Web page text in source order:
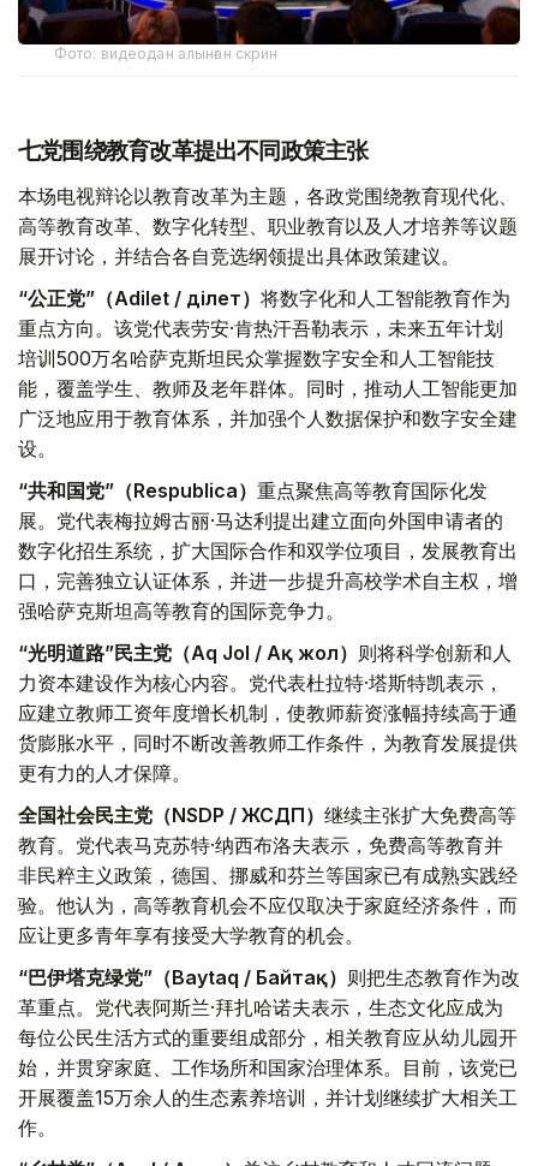
Фото: видеодан алынған скрин
七党围绕教育改革提出不同政策主张
本场电视辩论以教育改革为主题，各政党围绕教育现代化、
高等教育改革、数字化转型、职业教育以及人才培养等议题
展开讨论，并结合各自竞选纲领提出具体政策建议。
“公正党”（Adilet / Әділет） 将数字化和人工智能教育作为
重点方向。该党代表劳安·肯热汗吾勒表示，未来五年计划
培训500万名哈萨克斯坦民众掌握数字安全和人工智能技
能，覆盖学生、教师及老年群体。同时，推动人工智能更加
广泛地应用于教育体系，并加强个人数据保护和数字安全建
设。
“共和国党”（Respublica） 重点聚焦高等教育国际化发
展。党代表梅拉姆古丽·马达利提出建立面向外国申请者的
数字化招生系统，扩大国际合作和双学位项目，发展教育出
口，完善独立认证体系，并进一步提升高校学术自主权，增
强哈萨克斯坦高等教育的国际竞争力。
“光明道路”民主党（Aq Jol / Ақ жол） 则将科学创新和人
力资本建设作为核心内容。党代表杜拉特·塔斯特凯表示，
应建立教师工资年度增长机制，使教师薪资涨幅持续高于通
货膨胀水平，同时不断改善教师工作条件，为教育发展提供
更有力的人才保障。
全国社会民主党（NSDP / ЖСДП） 继续主张扩大免费高等
教育。党代表马克苏特·纳西布洛夫表示，免费高等教育并
非民粹主义政策，德国、挪威和芬兰等国家已有成熟实践经
验。他认为，高等教育机会不应仅取决于家庭经济条件，而
应让更多青年享有接受大学教育的机会。
“巴伊塔克绿党”（Baytaq / Байтақ） 则把生态教育作为改
革重点。党代表阿斯兰·拜扎哈诺夫表示，生态文化应成为
每位公民生活方式的重要组成部分，相关教育应从幼儿园开
始，并贯穿家庭、工作场所和国家治理体系。目前，该党已
开展覆盖15万余人的生态素养培训，并计划继续扩大相关工
作。